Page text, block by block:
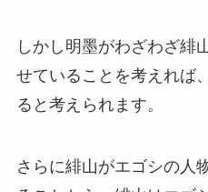
しかし明墨がわざわざ緋
せていることを考えれば
ると考えられます。
さらに緋山がエゴシの人